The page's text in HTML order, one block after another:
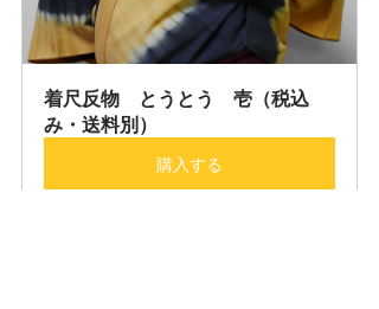
着尺反物　とうとう　壱（税込
み・送料別）
購入する